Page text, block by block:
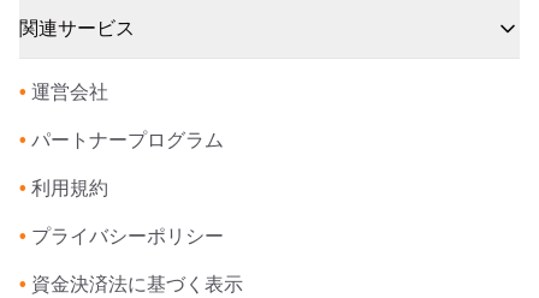
関連サービス
• 運営会社
• パートナープログラム
• 利用規約
• プライバシーポリシー
• 資金決済法に基づく表示